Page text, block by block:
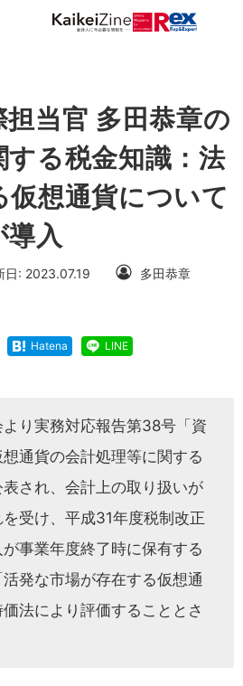
当官 多田恭章の
する税金知識：法
仮想通貨について
導入
日: 2023.07.19 多田恭章
Hatena LINE
り実務対応報告第38号「資
通貨の会計処理等に関する
され、会計上の取り扱いが
受け、平成31年度税制改正
事業年度終了時に保有する
発な市場が存在する仮想通
法により評価することとさ